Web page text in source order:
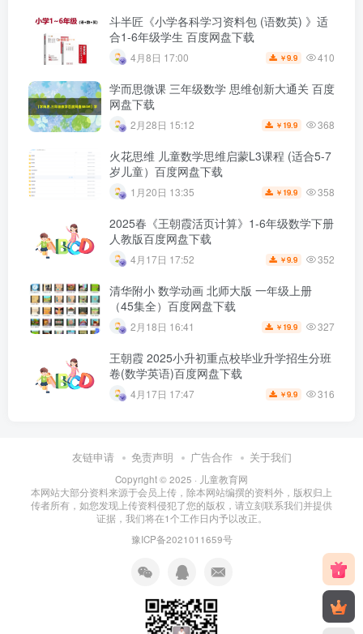
斗半匠《小学各科学习资料包 (语数英) 》适
合1-6年级学生 百度网盘下载
4月8日 17:00 ￥9.9 410
学而思微课 三年级数学 思维创新大通关 百度
网盘下载
2月28日 15:12 ￥ 19.9 368
火花思维 儿童数学思维启蒙L3课程 (适合5-7
岁儿童）百度网盘下载
1月20日 13:35 ￥ 19.9 358
2025春《王朝霞活页计算》1-6年级数学下册
人教版百度网盘下载
4月17日 17:52 ￥9.9 352
清华附小 数学动画 北师大版 一年级上册
（45集全）百度网盘下载
2月18日 16:41 ￥ 19.9 327
王朝霞 2025小升初重点校毕业升学招生分班
卷(数学英语)百度网盘下载
4月17日 17:47 ￥9.9 316
友链申请 免责声明 广告合作 关于我们
Copyright © 2025 · 儿童教育网
本网站大部分资料来源于会员上传，除本网站编撰的资料外，版权归上
传者所有，如您发现上传资料侵犯了您的版权，请立刻联系我们并提供
证据，我们将在1个工作日内予以改正。
豫ICP备2021011659号